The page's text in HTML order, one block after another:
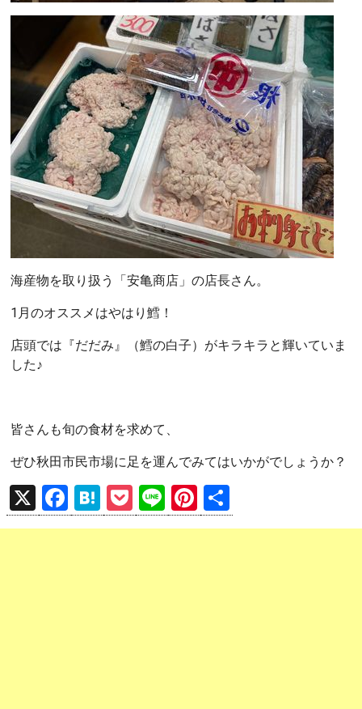
海産物を取り扱う「安亀商店」の店長さん。
1月のオススメはやはり鱈！
店頭では『だだみ』（鱈の白子）がキラキラと輝いていま
した♪
皆さんも旬の食材を求めて、
ぜひ秋田市民市場に足を運んでみてはいかがでしょうか？
X
F
a
H
at
P
o
Li
n
Pi
nt 有